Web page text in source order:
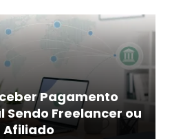
Pagamento
Freelancer ou
Afiliado